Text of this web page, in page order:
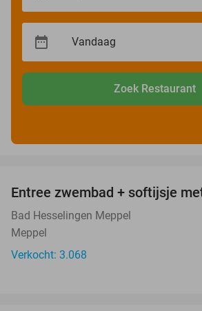
Zoek Restaurant
Entree zwembad + softijsje
Bad Hesselingen Meppel
Meppel
Verkocht: 3.068